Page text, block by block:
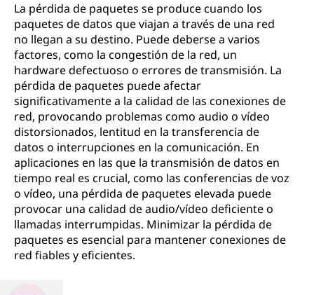
La pérdida de paquetes se produce cuando los
paquetes de datos que viajan a través de una red
no llegan a su destino. Puede deberse a varios
factores, como la congestión de la red, un
hardware defectuoso o errores de transmisión. La
pérdida de paquetes puede afectar
significativamente a la calidad de las conexiones de
red, provocando problemas como audio o vídeo
distorsionados, lentitud en la transferencia de
datos o interrupciones en la comunicación. En
aplicaciones en las que la transmisión de datos en
tiempo real es crucial, como las conferencias de voz
o vídeo, una pérdida de paquetes elevada puede
provocar una calidad de audio/vídeo deficiente o
llamadas interrumpidas. Minimizar la pérdida de
paquetes es esencial para mantener conexiones de
red fiables y eficientes.